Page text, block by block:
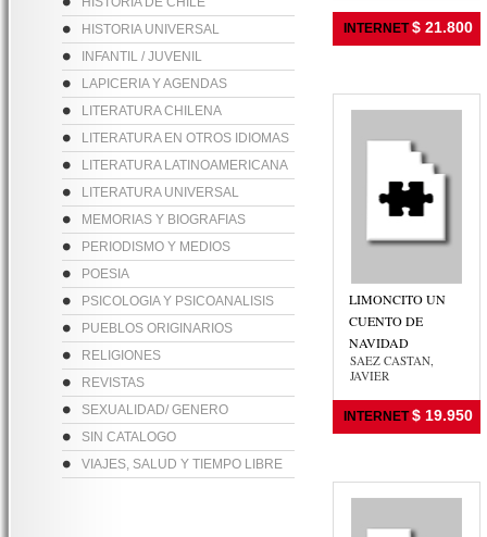
HISTORIA UNIVERSAL
INFANTIL / JUVENIL
LAPICERIA Y AGENDAS
LITERATURA CHILENA
LITERATURA EN OTROS IDIOMAS
LITERATURA LATINOAMERICANA
LITERATURA UNIVERSAL
MEMORIAS Y BIOGRAFIAS
PERIODISMO Y MEDIOS
POESIA
PSICOLOGIA Y PSICOANALISIS
PUEBLOS ORIGINARIOS
RELIGIONES
REVISTAS
SEXUALIDAD/ GENERO
SIN CATALOGO
VIAJES, SALUD Y TIEMPO LIBRE
INTERNET $ 21.800
LIMONCITO UN
CUENTO DE
NAVIDAD
SAEZ CASTAN,
JAVIER
INTERNET $ 19.950